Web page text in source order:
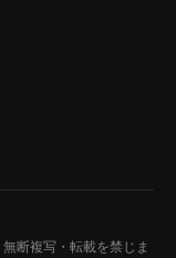
無断複写・転載を禁じま